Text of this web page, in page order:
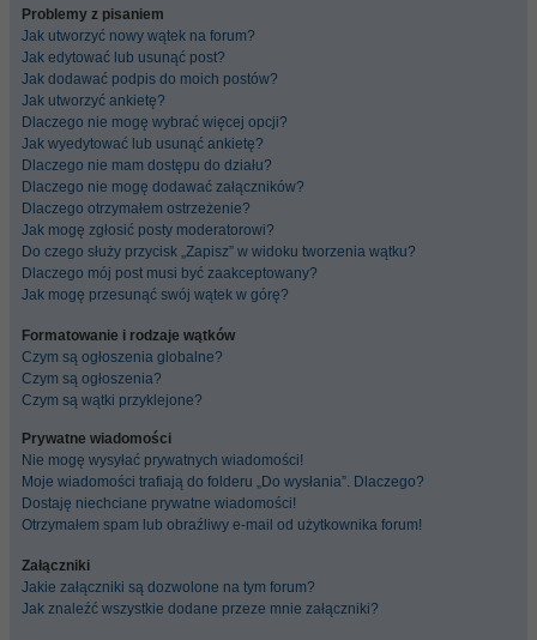
Problemy z pisaniem
Jak utworzyć nowy wątek na forum?
Jak edytować lub usunąć post?
Jak dodawać podpis do moich postów?
Jak utworzyć ankietę?
Dlaczego nie mogę wybrać więcej opcji?
Jak wyedytować lub usunąć ankietę?
Dlaczego nie mam dostępu do działu?
Dlaczego nie mogę dodawać załączników?
Dlaczego otrzymałem ostrzeżenie?
Jak mogę zgłosić posty moderatorowi?
Do czego służy przycisk „Zapisz” w widoku tworzenia wątku?
Dlaczego mój post musi być zaakceptowany?
Jak mogę przesunąć swój wątek w górę?
Formatowanie i rodzaje wątków
Czym są ogłoszenia globalne?
Czym są ogłoszenia?
Czym są wątki przyklejone?
Prywatne wiadomości
Nie mogę wysyłać prywatnych wiadomości!
Moje wiadomości trafiają do folderu „Do wysłania”. Dlaczego?
Dostaję niechciane prywatne wiadomości!
Otrzymałem spam lub obraźliwy e-mail od użytkownika forum!
Załączniki
Jakie załączniki są dozwolone na tym forum?
Jak znaleźć wszystkie dodane przeze mnie załączniki?